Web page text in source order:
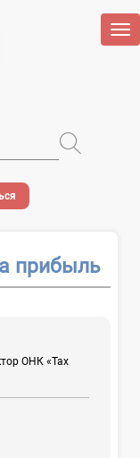
прибыль
ОНК «Tax